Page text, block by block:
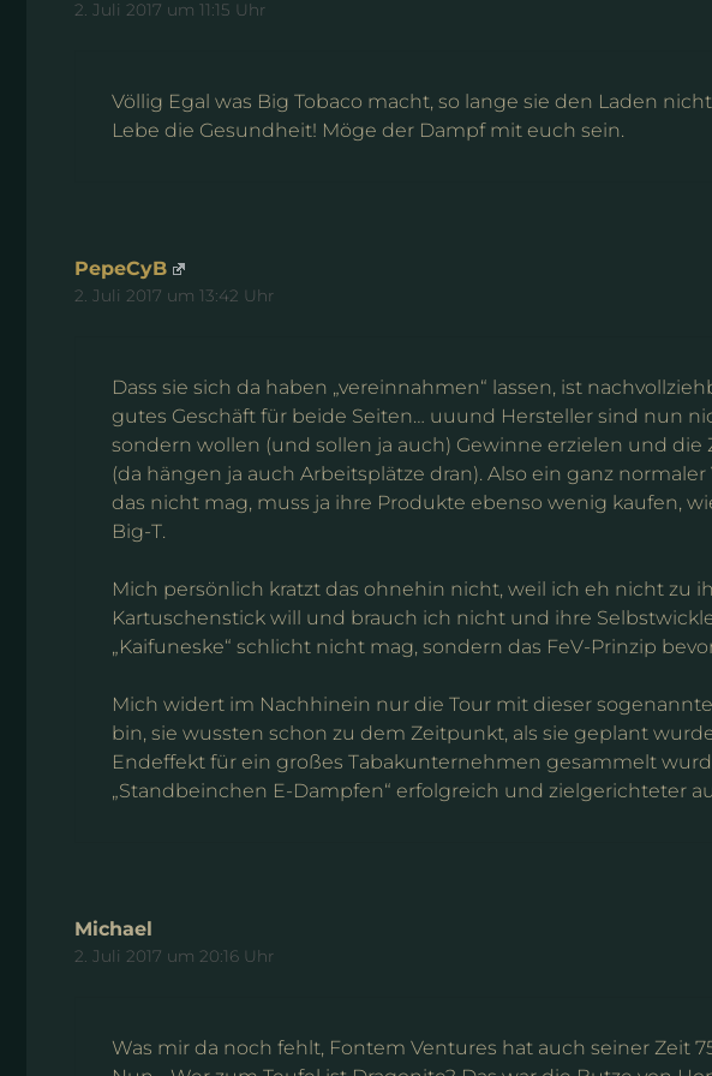
2. Juli 2017 um 11:15 Uhr
Völlig Egal was Big Tobaco macht, so lange sie den Laden
Lebe die Gesundheit! Möge der Dampf mit euch sein.
PepeCyB
2. Juli 2017 um 13:42 Uhr
Dass sie sich da haben „vereinnahmen“ lassen, ist
gutes Geschäft für beide Seiten… uuund Hersteller sind nun
sondern wollen (und sollen ja auch) Gewinne erzielen und
(da hängen ja auch Arbeitsplätze dran). Also ein ganz
das nicht mag, muss ja ihre Produkte ebenso wenig kaufen,
Big-T.
Mich persönlich kratzt das ohnehin nicht, weil ich eh nicht zu
Kartuschenstick will und brauch ich nicht und ihre
„Kaifuneske“ schlicht nicht mag, sondern das FeV-Prinzip
Mich widert im Nachhinein nur die Tour mit dieser
bin, sie wussten schon zu dem Zeitpunkt, als sie geplant
Endeffekt für ein großes Tabakunternehmen gesammelt
„Standbeinchen E-Dampfen“ erfolgreich und zielgerichteter
Michael
2. Juli 2017 um 20:16 Uhr
Was mir da noch fehlt, Fontem Ventures hat auch seiner Zeit